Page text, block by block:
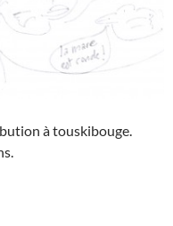
à touskibouge.